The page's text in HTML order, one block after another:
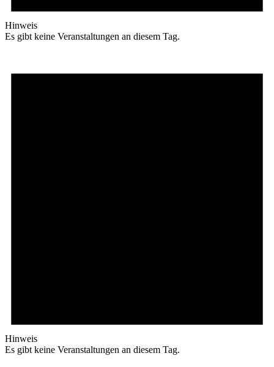
Hinweis
Es gibt keine Veranstaltungen an diesem Tag.
Hinweis
Es gibt keine Veranstaltungen an diesem Tag.